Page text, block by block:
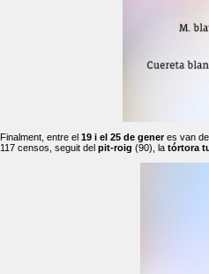
Finalment, entre el 19 i el 25 de generes van
117 censos, seguit del pit-roig (90), la tórtora